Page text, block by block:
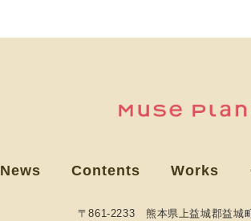
News Contents Works
〒861-2233 熊本県上益城郡益城